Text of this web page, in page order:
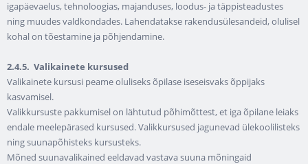
igapäevaelus, tehnoloogias, majanduses, loodus- ja täppisteadustes
ning muudes valdkondades. Lahendatakse rakendusülesandeid, olulisel
kohal on tõestamine ja põhjendamine.
2.4.5. Valikainete kursused
Valikainete kursusi peame oluliseks õpilase iseseisvaks õppijaks
kasvamisel.
Valikkursuste pakkumisel on lähtutud põhimõttest, et iga õpilane leiaks
endale meelepärased kursused. Valikkursused jagunevad ülekoolilisteks
ning suunapõhisteks kursusteks.
Mõned suunavalikained eeldavad vastava suuna mõningaid